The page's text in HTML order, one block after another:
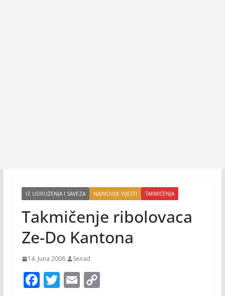
IZ UDRUŽENJA I SAVEZA NAJNOVIJE VIJESTI TAKMIČENJA
Takmičenje ribolovaca
Ze-Do Kantona
14. Juna 2006. Senad
F T E C